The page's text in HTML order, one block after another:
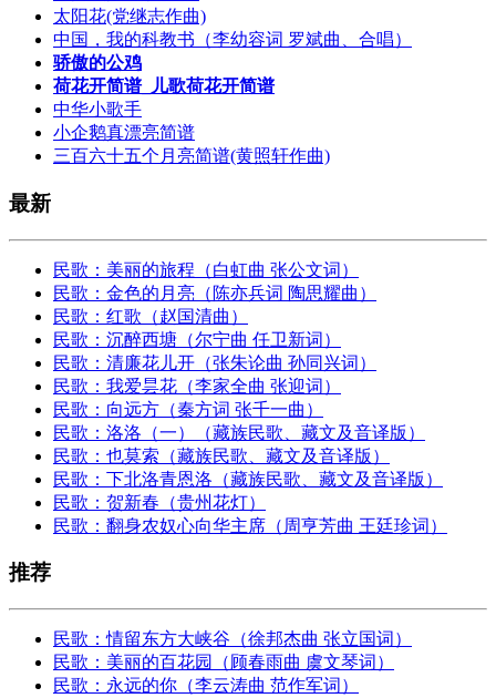
太阳花(党继志作曲)
中国，我的科教书（李幼容词 罗斌曲、合唱）
骄傲的公鸡
荷花开简谱_儿歌荷花开简谱
中华小歌手
小企鹅真漂亮简谱
三百六十五个月亮简谱(黄照轩作曲)
最新
民歌：美丽的旅程（白虹曲 张公文词）
民歌：金色的月亮（陈亦兵词 陶思耀曲）
民歌：红歌（赵国清曲）
民歌：沉醉西塘（尔宁曲 任卫新词）
民歌：清廉花儿开（张朱论曲 孙同兴词）
民歌：我爱昙花（李家全曲 张迎词）
民歌：向远方（秦方词 张千一曲）
民歌：洛洛（一）（藏族民歌、藏文及音译版）
民歌：也莫索（藏族民歌、藏文及音译版）
民歌：下北洛青恩洛（藏族民歌、藏文及音译版）
民歌：贺新春（贵州花灯）
民歌：翻身农奴心向华主席（周亨芳曲 王廷珍词）
推荐
民歌：情留东方大峡谷（徐邦杰曲 张立国词）
民歌：美丽的百花园（顾春雨曲 虞文琴词）
民歌：永远的你（李云涛曲 范作军词）